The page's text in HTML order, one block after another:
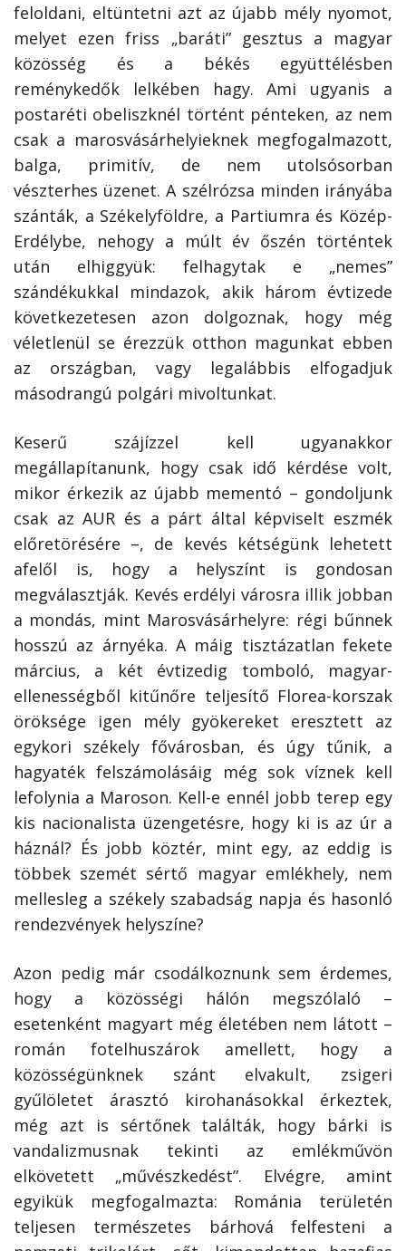
feloldani, eltüntetni azt az újabb mély nyomot,
melyet ezen friss „baráti” gesztus a magyar
közösség és a békés együttélésben
reménykedők lelkében hagy. Ami ugyanis a
postaréti obeliszknél történt pénteken, az nem
csak a marosvásárhelyieknek megfogalmazott,
balga, primitív, de nem utolsósorban
vészterhes üzenet. A szélrózsa minden irányába
szánták, a Székelyföldre, a Partiumra és Közép-
Erdélybe, nehogy a múlt év őszén történtek
után elhiggyük: felhagytak e „nemes”
szándékukkal mindazok, akik három évtizede
következetesen azon dolgoznak, hogy még
véletlenül se érezzük otthon magunkat ebben
az országban, vagy legalábbis elfogadjuk
másodrangú polgári mivoltunkat.
Keserű szájízzel kell ugyanakkor
megállapítanunk, hogy csak idő kérdése volt,
mikor érkezik az újabb mementó – gondoljunk
csak az AUR és a párt által képviselt eszmék
előretörésére –, de kevés kétségünk lehetett
afelől is, hogy a helyszínt is gondosan
megválasztják. Kevés erdélyi városra illik jobban
a mondás, mint Marosvásárhelyre: régi bűnnek
hosszú az árnyéka. A máig tisztázatlan fekete
március, a két évtizedig tomboló, magyar­
ellenességből kitűnőre teljesítő Florea-korszak
öröksége igen mély gyökereket eresztett az
egykori székely fővárosban, és úgy tűnik, a
hagyaték felszámolásáig még sok víznek kell
lefolynia a Maroson. Kell-e ennél jobb terep egy
kis nacionalista üzengetésre, hogy ki is az úr a
háznál? És jobb köztér, mint egy, az eddig is
többek szemét sértő magyar emlékhely, nem
mellesleg a székely szabadság napja és hasonló
rendezvények helyszíne?
Azon pedig már csodálkoznunk sem érdemes,
hogy a közösségi hálón megszólaló –
esetenként magyart még életében nem látott –
román fotelhuszárok amellett, hogy a
közösségünknek szánt elvakult, zsigeri
gyűlöletet árasztó kirohanásokkal érkeztek,
még azt is sértőnek találták, hogy bárki is
vandalizmusnak tekinti az emlékművön
elkövetett „művészkedést”. Elvégre, amint
egyikük megfogalmazta: Románia területén
teljesen természetes bárhová felfesteni a